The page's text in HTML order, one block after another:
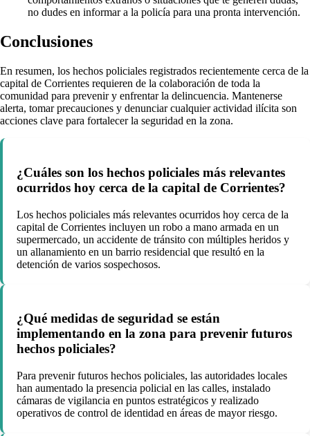
no dudes en informar a la policía para una pronta intervención.
Conclusiones
En resumen, los hechos policiales registrados recientemente cerca de la
capital de Corrientes requieren de la colaboración de toda la
comunidad para prevenir y enfrentar la delincuencia. Mantenerse
alerta, tomar precauciones y denunciar cualquier actividad ilícita son
acciones clave para fortalecer la seguridad en la zona.
¿Cuáles son los hechos policiales más relevantes
ocurridos hoy cerca de la capital de Corrientes?
Los hechos policiales más relevantes ocurridos hoy cerca de la
capital de Corrientes incluyen un robo a mano armada en un
supermercado, un accidente de tránsito con múltiples heridos y
un allanamiento en un barrio residencial que resultó en la
detención de varios sospechosos.
¿Qué medidas de seguridad se están
implementando en la zona para prevenir futuros
hechos policiales?
Para prevenir futuros hechos policiales, las autoridades locales
han aumentado la presencia policial en las calles, instalado
cámaras de vigilancia en puntos estratégicos y realizado
operativos de control de identidad en áreas de mayor riesgo.